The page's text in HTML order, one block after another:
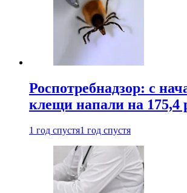
Роспотребнадзор: с
клещи напали на 175,4
1 год спустя1 год спустя